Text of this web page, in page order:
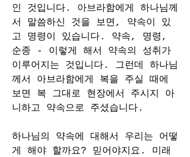
인 것입니다. 아브라함에게 하나님께
서 말씀하신 것을 보면, 약속이 있
고 명령이 있습니다. 약속, 명령,
순종 - 이렇게 해서 약속의 성취가
이루어지는 것입니다. 그런데 하나님
께서 아브라함에게 복을 주실 때에
보면 복 그대로 현장에서 주시지 아
니하고 약속으로 주셨습니다.
하나님의 약속에 대해서 우리는 어떻
게 해야 할까요? 믿어야지요. 미래